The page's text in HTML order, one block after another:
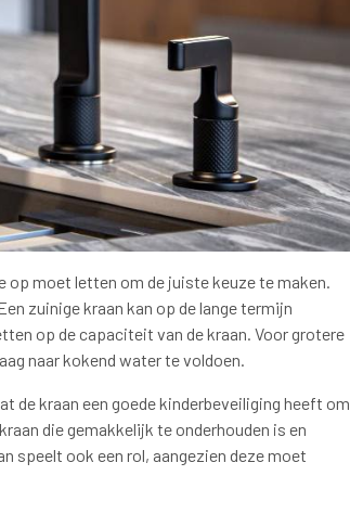
op moet letten om de juiste keuze te maken.
zuinige kraan kan op de lange termijn
op de capaciteit van de kraan. Voor grotere
naar kokend water te voldoen.
de kraan een goede kinderbeveiliging heeft om
die gemakkelijk te onderhouden is en
speelt ook een rol, aangezien deze moet